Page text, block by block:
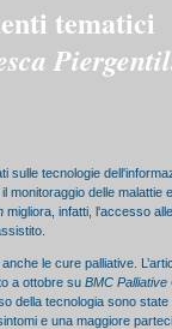
tematici
sulle tecnologie
delle malattie
migliora, infatti, l'accesso
le cure palliative.
a ottobre su BMC
della tecnologia sono
e una maggiore